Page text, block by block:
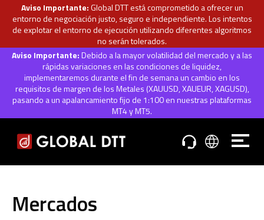
Aviso Importante:Global DTT está comprometido a ofrecer un
entorno de negociación justo, seguro e independiente. Los intentos
de explotar el entorno de ejecución utilizando diferentes algoritmos
no serán tolerados.
Aviso Importante:Debido a la mayor volatilidad del mercado y a las
rápidas variaciones en las condiciones de liquidez,
implementaremos durante el fin de semana un cambio en los
requisitos de margen de los Metales (XAUUSD, XAUEUR, XAGUSD),
pasando a un apalancamiento fijo de 1:100 en nuestras plataformas
MT4 y MT5.
Mercados